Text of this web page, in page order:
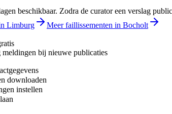
beschikbaar. Zodra de curator een verslag
Limburg
Meer faillissementen in Bocholt
meldingen bij nieuwe publicaties
downloaden
instellen